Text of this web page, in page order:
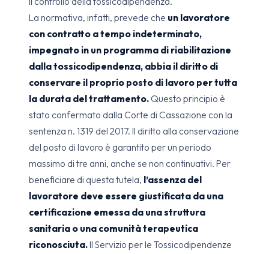
La normativa, infatti, prevede che un lavoratore
con contratto a tempo indeterminato,
impegnato in un programma di riabilitazione
dalla tossicodipendenza, abbia il diritto di
conservare il proprio posto di lavoro per tutta
la durata del trattamento. Questo principio è
stato confermato dalla Corte di Cassazione con la
sentenza n. 1319 del 2017. Il diritto alla conservazione
del posto di lavoro è garantito per un periodo
massimo di tre anni, anche se non continuativi. Per
beneficiare di questa tutela, l’assenza del
lavoratore deve essere giustificata da una
certificazione emessa da una struttura
sanitaria o una comunità terapeutica
riconosciuta.Il Servizio per le Tossicodipendenze